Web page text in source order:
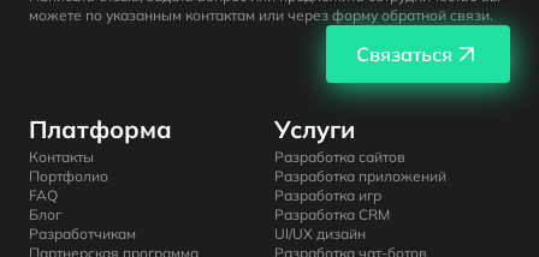
можете по указанным контактам или через форму обратной связи.
Связаться
Платформа
Контакты
Портфолио
FAQ
Блог
Разработчикам
Партнерская программа
Услуги
Разработка сайтов
Разработка приложений
Разработка игр
Разработка CRM
UI/UX дизайн
Разработка чат-ботов